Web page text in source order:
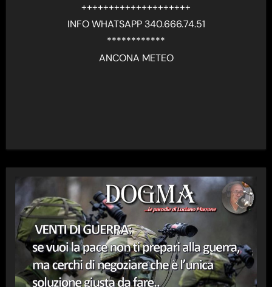
++++++++++++++++++++
INFO WHATSAPP 340.666.74.51
************
ANCONA METEO